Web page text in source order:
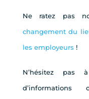
Ne ratez pas
changement du
les employeurs !
N’hésitez pas